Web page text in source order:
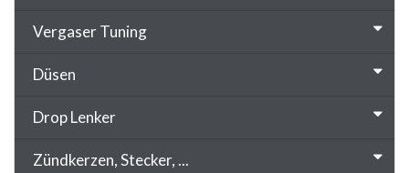
Vergaser Tuning
Düsen
Drop Lenker
Zündkerzen, Stecker, ...